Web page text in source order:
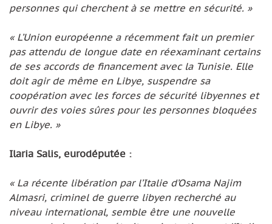
personnes qui cherchent à se mettre en sécurité. »
« L’Union européenne a récemment fait un premier
pas attendu de longue date en réexaminant certains
de ses accords de financement avec la Tunisie. Elle
doit agir de même en Libye, suspendre sa
coopération avec les forces de sécurité libyennes et
ouvrir des voies sûres pour les personnes bloquées
en Libye. »
Ilaria Salis, eurodéputée :
« La récente libération par l’Italie d’Osama Najim
Almasri, criminel de guerre libyen recherché au
niveau international, semble être une nouvelle